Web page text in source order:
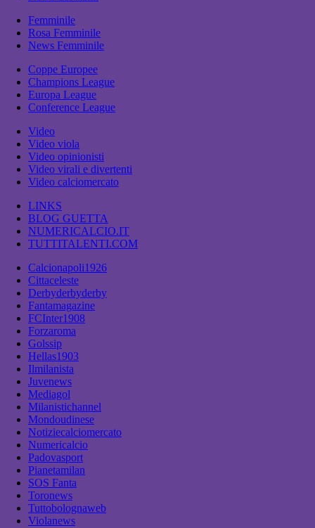
Femminile
Rosa Femminile
News Femminile
Coppe Europee
Champions League
Europa League
Conference League
Video
Video viola
Video opinionisti
Video virali e divertenti
Video calciomercato
LINKS
BLOG GUETTA
NUMERICALCIO.IT
TUTTITALENTI.COM
Calcionapoli1926
Cittaceleste
Derbyderbyderby
Fantamagazine
FCInter1908
Forzaroma
Golssip
Hellas1903
Ilmilanista
Juvenews
Mediagol
Milanistichannel
Mondoudinese
Notiziecalciomercato
Numericalcio
Padovasport
Pianetamilan
SOS Fanta
Toronews
Tuttobolognaweb
Violanews